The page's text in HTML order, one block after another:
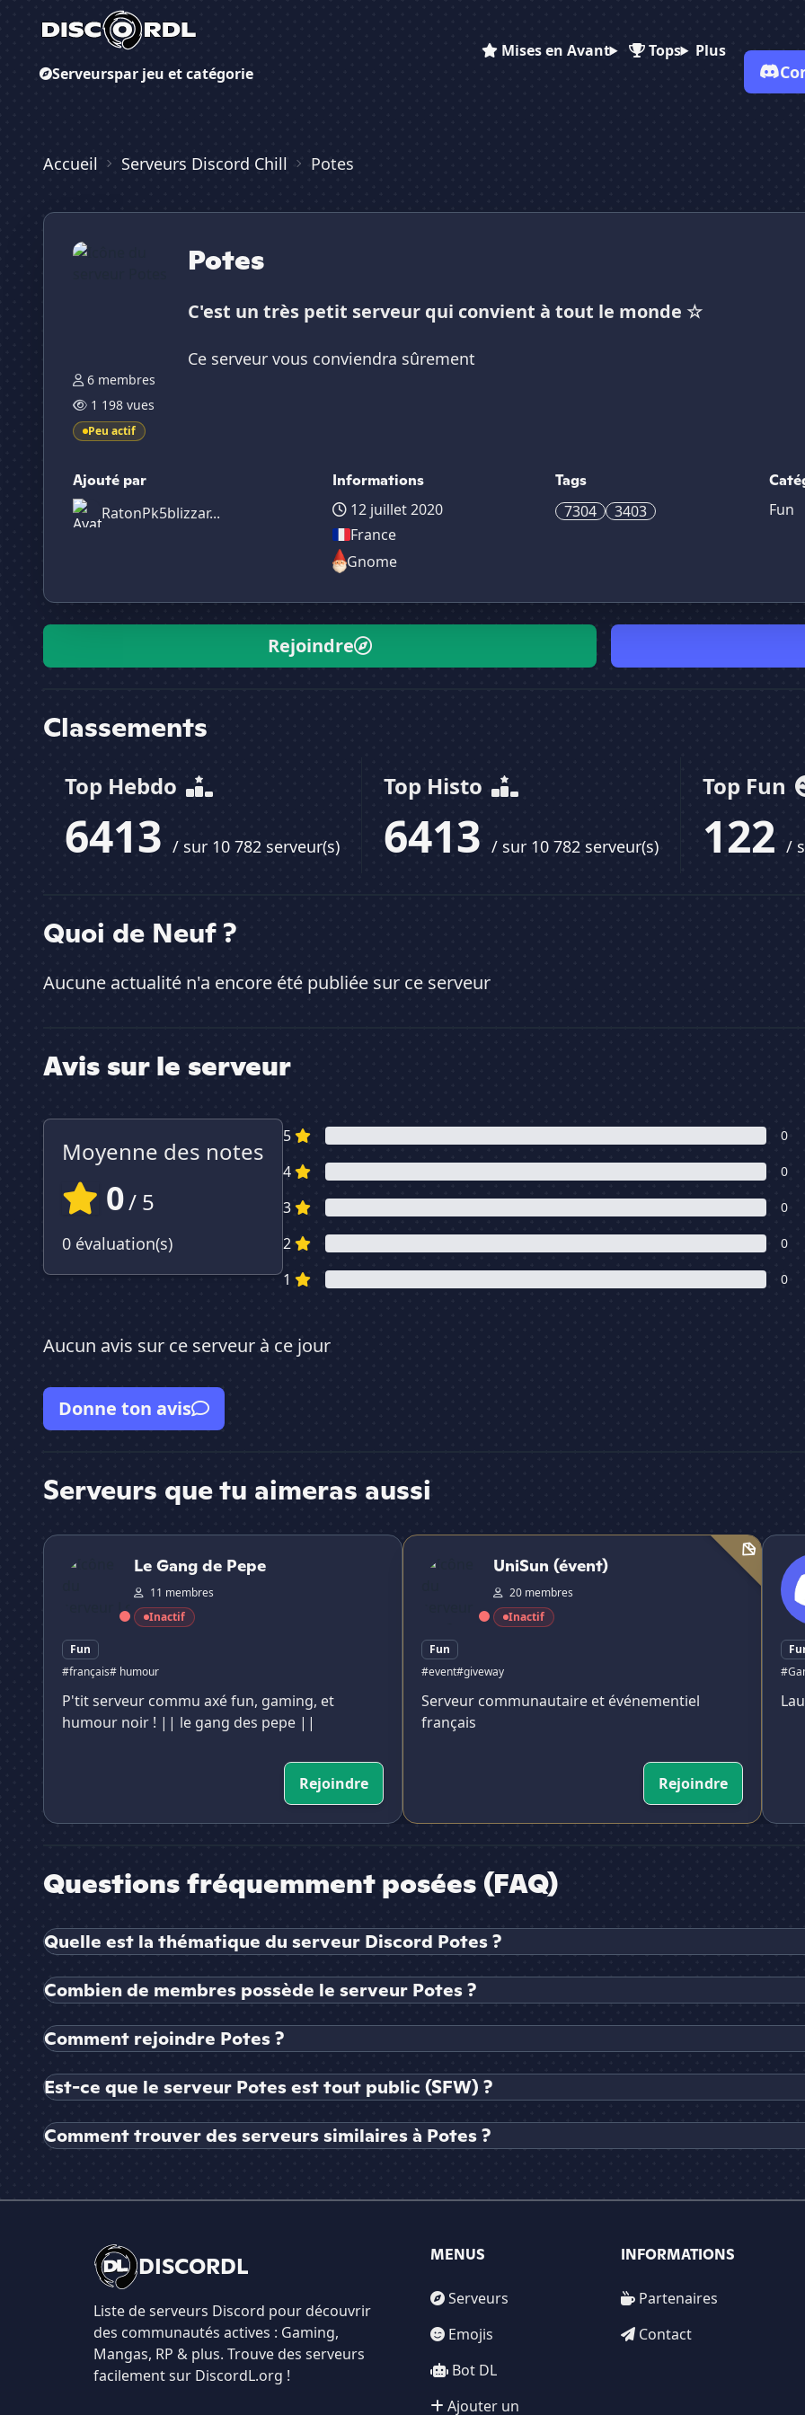
Serveurspar jeu et catégorie
Mises en Avant Tops Plus
Accueil Serveurs Discord Chill Potes
6 membres
1 198 vues
Peu actif
Potes
C'est un très petit serveur qui convient à tout le monde ☆
Ce serveur vous conviendra sûrement
Ajouté par
RatonPk5blizzar...
Informations
12 juillet 2020
France
Gnome
Tags
7304 3403 Fun
Rejoindre
Classements
Top Hebdo
6413 / sur 10 782 serveur(s)
Top Histo
6413 / sur 10 782 serveur(s)
Top Fun
122 /
Quoi de Neuf ?
Aucune actualité n'a encore été publiée sur ce serveur
Avis sur le serveur
Moyenne des notes
0/ 5
0 évaluation(s)
5 0
4 0
3 0
2 0
1 0
Aucun avis sur ce serveur à ce jour
Donne ton avis
Serveurs que tu aimeras aussi
Le Gang de Pepe
Le Gang de Pepe
11 membres
Inactif
Fun
#français# humour
P'tit serveur commu axé fun, gaming, et
humour noir ! || le gang des pepe ||
Rejoindre
UniSun (évent)
UniSun (évent)
20 membres
Inactif
Fun
#event#giveway
Serveur communautaire et événementiel
français
Rejoindre
prd
Questions fréquemment posées (FAQ)
Quelle est la thématique du serveur Discord Potes ?
Combien de membres possède le serveur Potes ?
Comment rejoindre Potes ?
Est-ce que le serveur Potes est tout public (SFW) ?
Comment trouver des serveurs similaires à Potes ?
DISCORDL
Liste de serveurs Discord pour découvrir
des communautés actives : Gaming,
Mangas, RP & plus. Trouve des serveurs
facilement sur DiscordL.org !
MENUS
Serveurs
Emojis
Bot DL
Ajouter un
INFORMATIONS
Partenaires
Contact